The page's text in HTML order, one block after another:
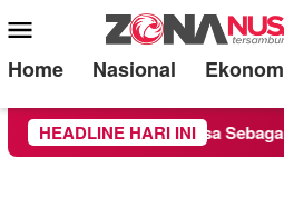
Mobile
Menu
Home Nasional
HEADLINE HARI INI
Chandra Diperiksa Sebagai